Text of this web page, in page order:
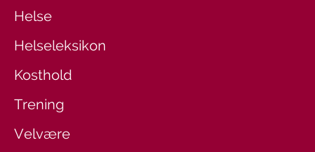
Helse
Helseleksikon
Kosthold
Trening
Velvære